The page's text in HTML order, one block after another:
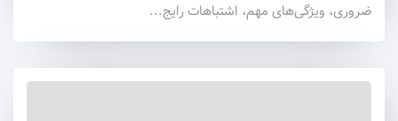
ضروری، ویژگی‌های مهم، اشتباهات رایج...